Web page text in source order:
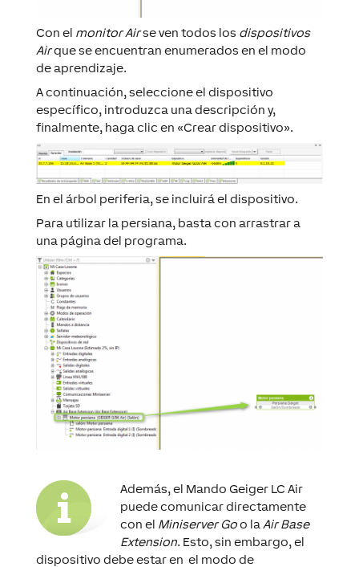
Con el monitor Airse ven todos los dispositivos
Airque se encuentran enumerados en el modo
de aprendizaje.
A continuación, seleccione el dispositivo
específico, introduzca una descripción y,
finalmente, haga clic en «Crear dispositivo».
En el árbol periferia, se incluirá el dispositivo.
Para utilizar la persiana, basta con arrastrar a
una página del programa.
Además, el Mando Geiger LC Air
puede comunicar directamente
con el Miniserver Goo la Air Base
Extension. Esto, sin embargo, el
dispositivo debe estar en el modo de